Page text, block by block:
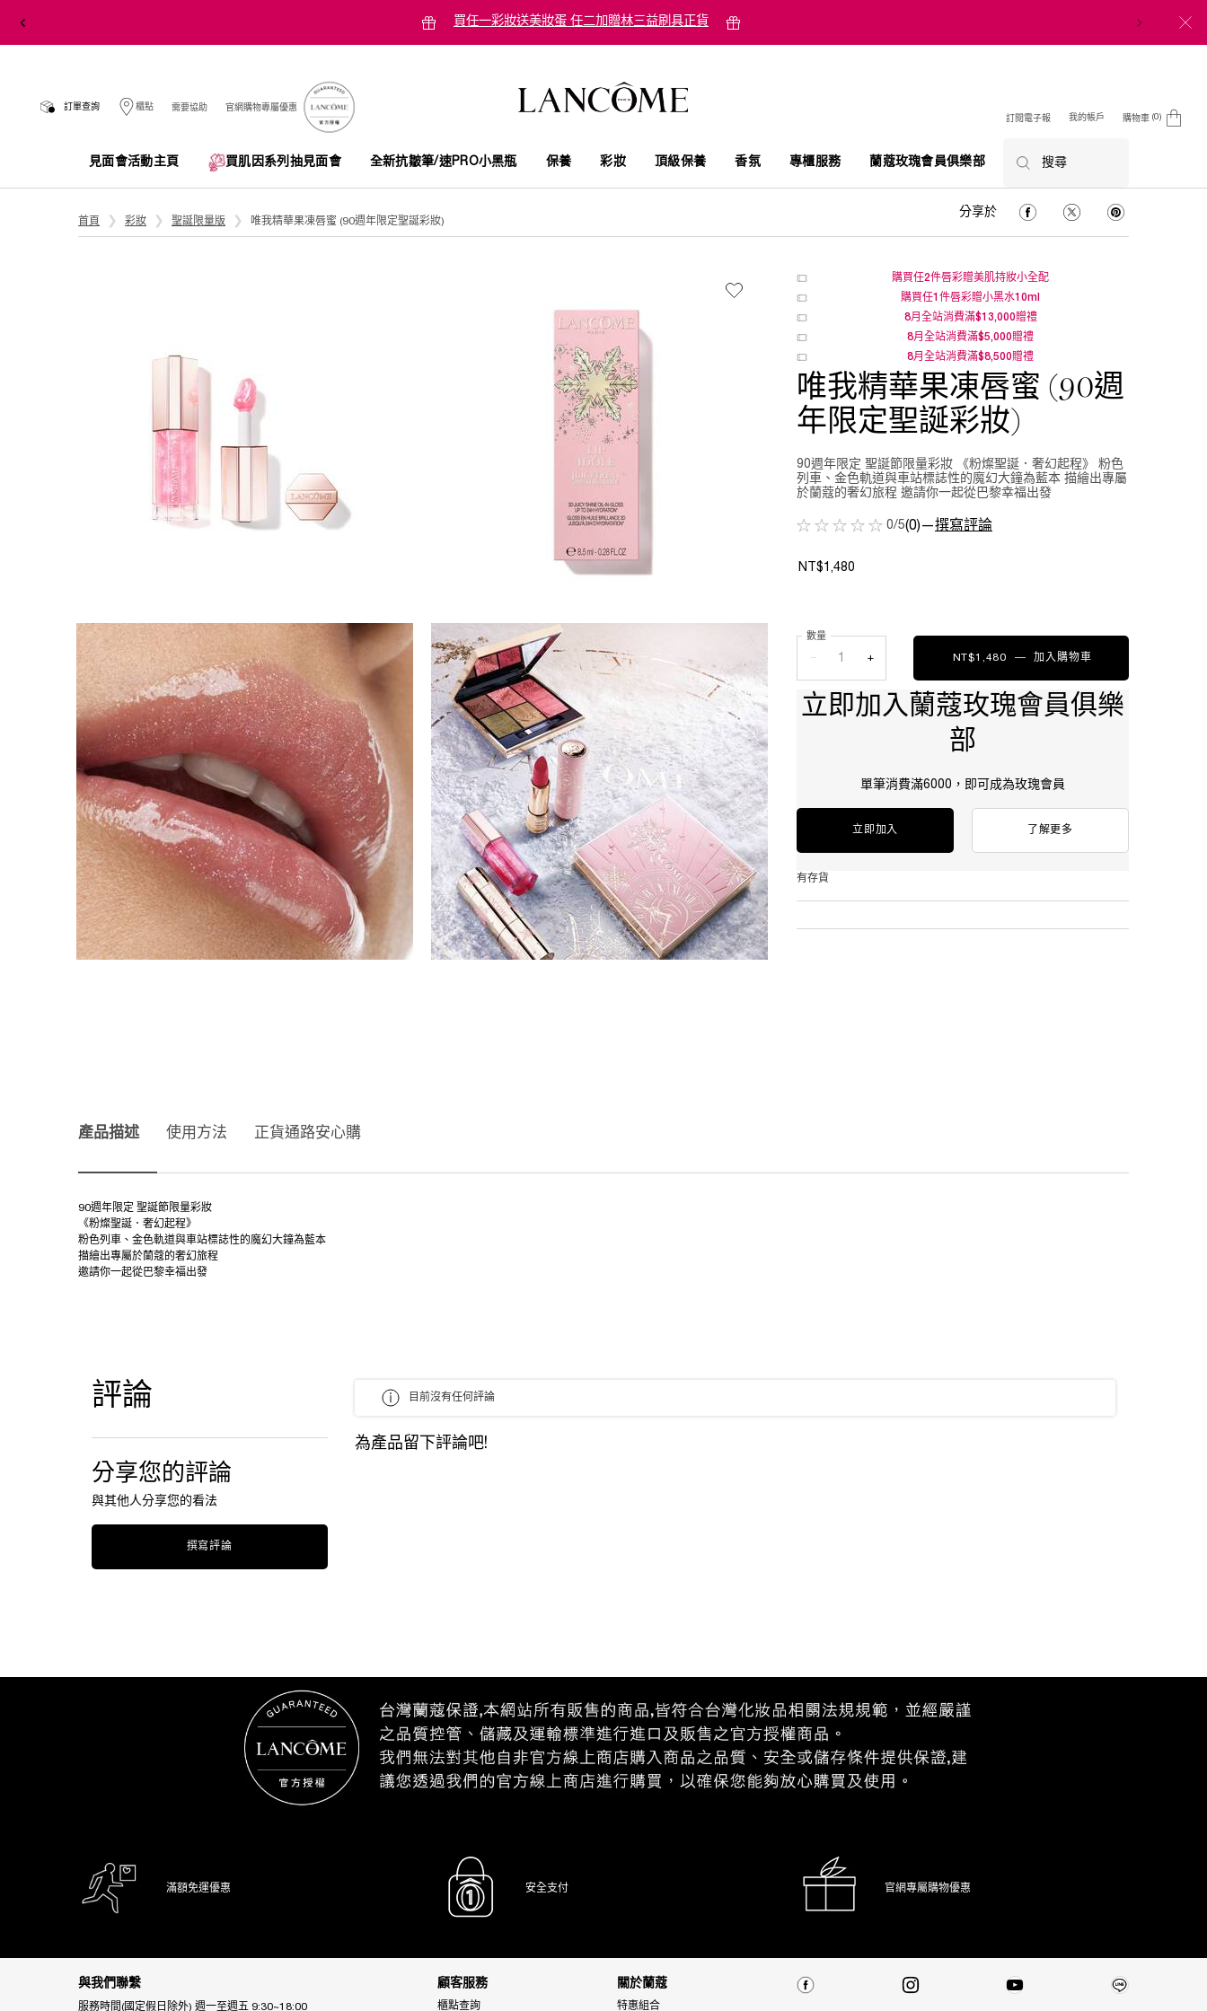
買任一彩妝送美妝蛋 任二加贈林三益刷具正貨
訂單查詢 櫃點 需要協助
官網購物專屬優惠
訂閱電子報
我的帳戶 購物車 0
0 product in cart
見面會活動主頁 買肌因系列抽見面會​ 全新抗皺筆/速PRO小黑瓶 保養 彩妝 頂級保養 香氛 專櫃服務 蘭蔻玫瑰會員俱樂部 搜尋
首頁 彩妝 聖誕限量版 唯我精華果凍唇蜜 (90週年限定聖誕彩妝)
分享於 分享於 Facebook
分享於 Twitter分享於 Pinterest
購買任2件唇彩贈美肌持妝小全配
購買任1件唇彩贈小黑水10ml
8月全站消費滿$13,000贈禮
8月全站消費滿$5,000贈禮
8月全站消費滿$8,500贈禮
唯我精華果凍唇蜜 (90週
年限定聖誕彩妝)
90週年限定 聖誕節限量彩妝 《粉燦聖誕．奢幻起程》 粉色
列車、金色軌道與車站標誌性的魔幻大鐘為藍本 描繪出專屬
於蘭蔻的奢幻旅程 邀請你一起從巴黎幸福出發
0/5(0)—撰寫評論
NT$1,480
−
數量
+ NT$1,480 ― 加入購物車
立即加入蘭蔻玫瑰會員俱樂
部
單筆消費滿6000，即可成為玫瑰會員
立即加入 了解更多
有存貨
產品描述 使用方法 正貨通路安心購
90週年限定 聖誕節限量彩妝
《粉燦聖誕．奢幻起程》
粉色列車、金色軌道與車站標誌性的魔幻大鐘為藍本
描繪出專屬於蘭蔻的奢幻旅程
邀請你一起從巴黎幸福出發
評論
分享您的評論
與其他人分享您的看法
撰寫評論
目前沒有任何評論
為產品留下評論吧!
滿額免運優惠 安全支付 官網專屬購物優惠
與我們聯繫
服務時間(國定假日除外) 週一至週五 9:30~18:00
顧客服務
櫃點查詢
關於蘭蔻
特惠組合